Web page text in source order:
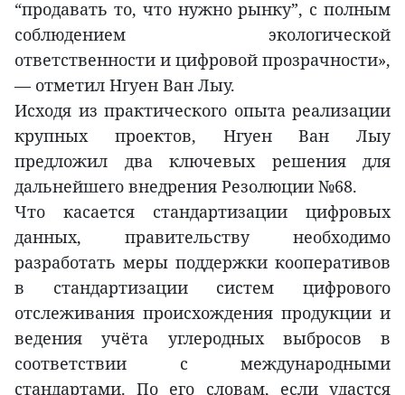
“продавать то, что нужно рынку”, с полным
соблюдением экологической
ответственности и цифровой прозрачности»,
— отметил Нгуен Ван Лыу.
Исходя из практического опыта реализации
крупных проектов, Нгуен Ван Лыу
предложил два ключевых решения для
дальнейшего внедрения Резолюции №68.
Что касается стандартизации цифровых
данных, правительству необходимо
разработать меры поддержки кооперативов
в стандартизации систем цифрового
отслеживания происхождения продукции и
ведения учёта углеродных выбросов в
соответствии с международными
стандартами. По его словам, если удастся